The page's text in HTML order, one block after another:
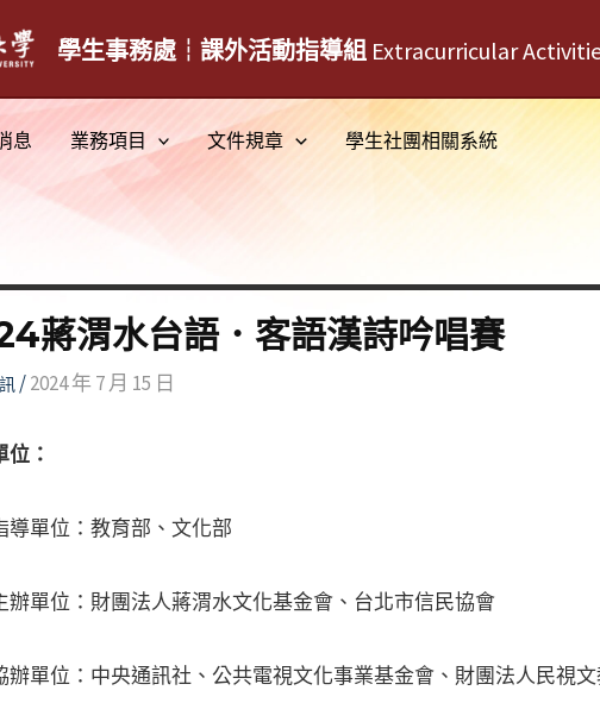
學生事務處┆課外活動指導組 Extracurricular
息 業務項目 文件規章 學生社團相關系統
蔣渭水台語．客語漢詩吟唱賽
/2024 年 7 月 15 日
位：
導單位：教育部、文化部
辦單位：財團法人蔣渭水文化基金會、台北市信民協會
辦單位：中央通訊社、公共電視文化事業基金會、財團法人民視